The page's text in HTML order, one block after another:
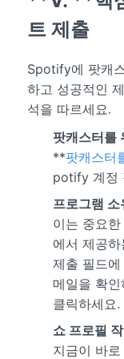
트 제출
Spotify에 팟캐
하고 성공적인
석을 따르세요.
팟캐스터를
**팟캐스터
potify 계정
프로그램 소
이는 중요
에서 제공
제출 필드
메일을 확
클릭하세요.
쇼 프로필
지금이 바